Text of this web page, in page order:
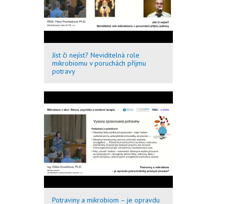
Jíst či nejíst? Neviditelná role
mikrobiomu v poruchách příjmu
potravy
Potraviny a mikrobiom – je opravdu